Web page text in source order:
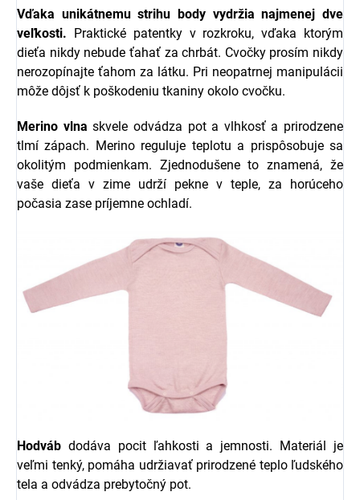
Vďaka unikátnemu strihu body vydržia najmenej dve
veľkosti. Praktické patentky v rozkroku, vďaka ktorým
dieťa nikdy nebude ťahať za chrbát. Cvočky prosím nikdy
nerozopínajte ťahom za látku. Pri neopatrnej manipulácii
môže dôjsť k poškodeniu tkaniny okolo cvočku.
Merino vlna skvele odvádza pot a vlhkosť a prirodzene
tlmí zápach. Merino reguluje teplotu a prispôsobuje sa
okolitým podmienkam. Zjednodušene to znamená, že
vaše dieťa v zime udrží pekne v teple, za horúceho
počasia zase príjemne ochladí.
Hodváb dodáva pocit ľahkosti a jemnosti. Materiál je
veľmi tenký, pomáha udržiavať prirodzené teplo ľudského
tela a odvádza prebytočný pot.